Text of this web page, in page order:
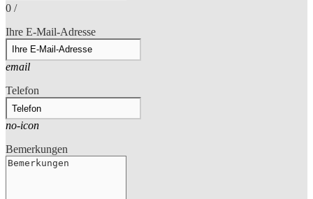
0 /
Ihre E-Mail-Adresse
email
Telefon
no-icon
Bemerkungen